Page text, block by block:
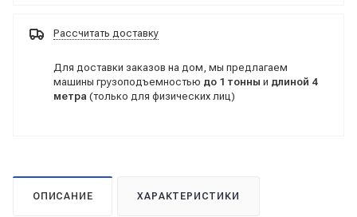
Рассчитать доставку
Для доставки заказов на дом, мы предлагаем
машины грузоподъемностью до 1 тонны и длиной 4
метра (только для физических лиц)
ОПИСАНИЕ ХАРАКТЕРИСТИКИ